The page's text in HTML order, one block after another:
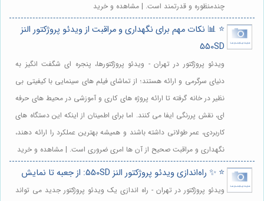
چندمنظوره و قدرتمند است. | مشاهده و خرید
⭐️ 📊 نکات مهم برای نگهداری و مراقبت از ویدئو پروژکتور النز
550SD
ویدئو پروژکتور در تهران - ویدئو پروژکتورها، پنجره ای شگفت انگیز به
دنیای سرگرمی و ارائه هستند؛ از تماشای فیلم های سینمایی با کیفیتی بی
نظیر در خانه گرفته تا ارائه پروژه های کاری و آموزشی در محیط های حرفه
ای، نقش پررنگی ایفا می کنند. اما برای اطمینان از اینکه این دستگاه های
کاربردی، عمر طولانی داشته باشند و همیشه بهترین عملکرد را ارائه دهند،
نگهداری و مراقبت صحیح از آن ها امری ضروری است. | مشاهده و خرید
⭐️ ✨ راه‌اندازی ویدئو پروژکتور النز 550SD: از جعبه تا نمایش
ویدئو پروژکتور در تهران - راه اندازی یک ویدئو پروژکتور جدید می تواند